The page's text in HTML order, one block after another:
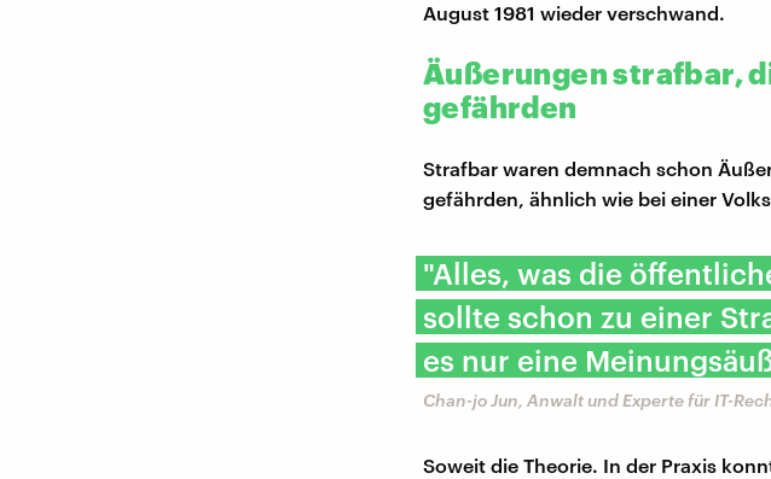
August 1981 wieder verschwand.
Äußerungen strafbar,
gefährden
Strafbar waren demnach schon
gefährden, ähnlich wie bei einer
"Alles, was die
sollte schon zu einer
es nur eine
Chan-jo Jun, Anwalt und Experte für IT-
Soweit die Theorie. In der Praxis